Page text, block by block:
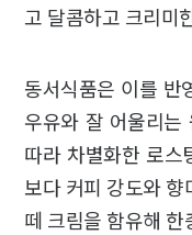
고 달콤하고 크리미
동서식품은 이를 반
우유와 잘 어울리는
따라 차별화한 로스
보다 커피 강도와
떼 크림을 함유해